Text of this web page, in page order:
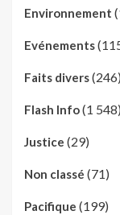
Environnement
Evénements
Faits divers(246)
Flash Info(1 548)
Justice (29)
Non classé (71)
Pacifique (199)